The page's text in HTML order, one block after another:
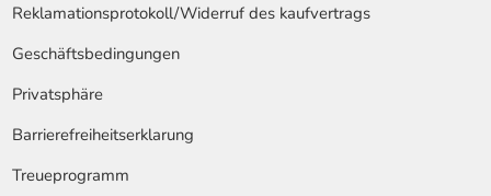
Reklamationsprotokoll/Widerruf des kaufvertrags
Geschäftsbedingungen
Privatsphäre
Barrierefreiheitserklarung
Treueprogramm